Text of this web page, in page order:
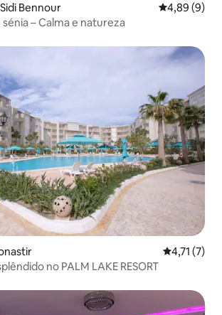
Bennour 4,89 de uma
4,89 (9)
– Calma e natureza
4,71 de
4,71 (7)
no PALM LAKE RESORT